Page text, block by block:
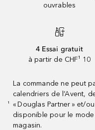
ouvrables
4 Essai gratuit
à partir de CHF¹ 10
¹
La commande ne peut
calendriers de l’Avent,
« Douglas Partner » et/
disponible pour le
magasin.